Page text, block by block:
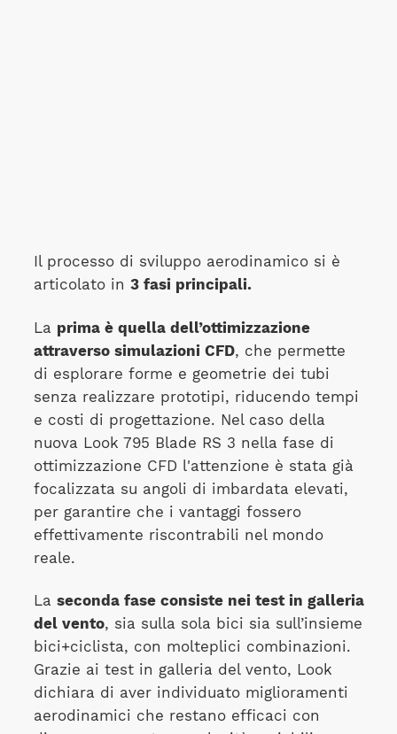
Il processo di sviluppo aerodinamico si è
articolato in 3 fasi principali.
La prima è quella dell’ottimizzazione
attraverso simulazioni CFD, che permette
di esplorare forme e geometrie dei tubi
senza realizzare prototipi, riducendo tempi
e costi di progettazione. Nel caso della
nuova Look 795 Blade RS 3 nella fase di
ottimizzazione CFD l'attenzione è stata già
focalizzata su angoli di imbardata elevati,
per garantire che i vantaggi fossero
effettivamente riscontrabili nel mondo
reale.
La seconda fase consiste nei test in galleria
del vento, sia sulla sola bici sia sull’insieme
bici+ciclista, con molteplici combinazioni.
Grazie ai test in galleria del vento, Look
dichiara di aver individuato miglioramenti
aerodinamici che restano efficaci con